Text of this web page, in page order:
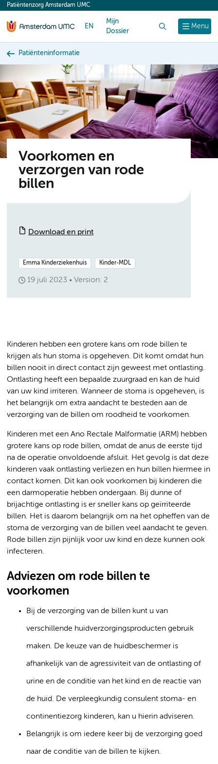
content
Menu
Patiëntenzorg Amsterdam UMC
EN
Mijn
Dossier
Patiënteninformatie
Voorkomen en
verzorgen van rode
billen
Download en print
Emma Kinderziekenhuis Kinder-MDL
19 juli 2023 Version: 2
Kinderen hebben een grotere kans om rode billen te
krijgen als hun stoma is opgeheven. Dit komt omdat hun
billen nooit in direct contact zijn geweest met ontlasting.
Ontlasting heeft een bepaalde zuurgraad en kan de huid
van uw kind irriteren. Wanneer de stoma is opgeheven, is
het belangrijk om extra aandacht te besteden aan de
verzorging van de billen om roodheid te voorkomen.
Kinderen met een Ano Rectale Malformatie (ARM) hebben
grotere kans op rode billen, omdat de anus de eerste tijd
na de operatie onvoldoende afsluit. Het gevolg is dat deze
kinderen vaak ontlasting verliezen en hun billen hiermee in
contact komen. Dit kan ook voorkomen bij kinderen die
een darmoperatie hebben ondergaan. Bij dunne of
brijachtige ontlasting is er sneller kans op geïrriteerde
billen. Het is daarom belangrijk om na het opheffen van de
stoma de verzorging van de billen veel aandacht te geven.
Rode billen zijn pijnlijk voor uw kind en deze kunnen ook
infecteren.
Adviezen om rode billen te
voorkomen
Bij de verzorging van de billen kunt u van
verschillende huidverzorgingsproducten gebruik
maken. De keuze van de huidbeschermer is
afhankelijk van de agressiviteit van de ontlasting of
urine en de conditie van het kind en de reactie van
de huid. De verpleegkundig consulent stoma- en
continentiezorg kinderen, kan u hierin adviseren.
Belangrijk is om iedere keer bij de verzorging goed
naar de conditie van de billen te kijken.